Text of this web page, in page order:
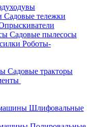
Садовые тележки
Садовые пылесосы
Роботы-
Садовые тракторы
Шлифовальные